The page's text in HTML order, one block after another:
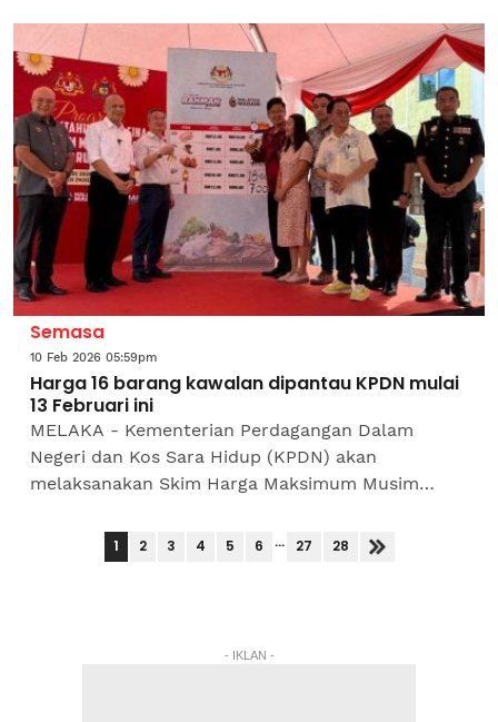
dengan jelas atau berdepan tindakan...
Semasa
10 Feb 2026 05:59pm
Harga 16 barang kawalan dipantau KPDN mulai
13 Februari ini
MELAKA - Kementerian Perdagangan Dalam
Negeri dan Kos Sara Hidup (KPDN) akan
melaksanakan Skim Harga Maksimum Musim
melibatkan 16 barangan kawalan selama...
1 2 3 4 5 6 ... 27 28
- IKLAN -